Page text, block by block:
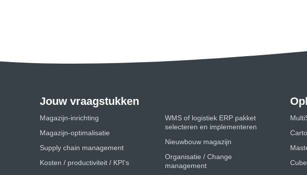
Jouw vraagstukken
Magazijn-inrichting
Magazijn-optimalisatie
Supply chain management
Kosten / productiviteit / KPI's
WMS of logistiek ERP pakket
selecteren en implementeren
Nieuwbouw magazijn
Organisatie / Change
management